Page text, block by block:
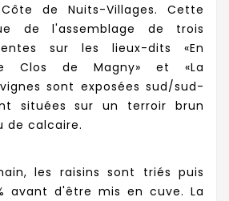
de Nuits-Villages. Cette
de l'assemblage de trois
sur les lieux-dits «En
Clos de Magny» et «La
sont exposées sud/sud-
situées sur un terroir brun
de calcaire.
les raisins sont triés puis
avant d'être mis en cuve. La